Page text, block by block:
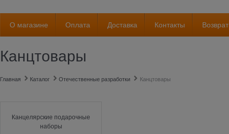
О магазине Оплата Доставка Контакты Возврат
Канцтовары
Главная Каталог Отечественные разработки Канцтовары
Канцелярские подарочные
наборы